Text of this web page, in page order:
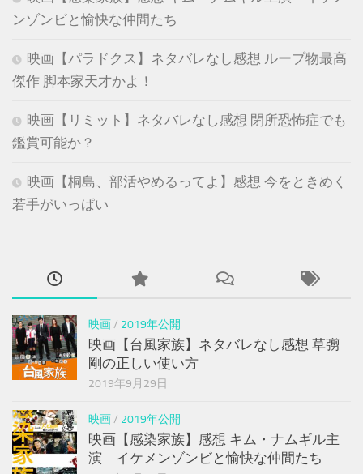
ンゾンビと愉快な仲間たち
映画【パラドクス】ネタバレなし感想 ループ物最高
傑作 脚本家天才かよ！
映画【リミット】ネタバレなし感想 閉所恐怖症でも
鑑賞可能か？
映画【桐島、部活やめるってよ】感想 今をときめく
若手がいっぱい
映画/ 2019年公開
映画【台風家族】ネタバレなし感想 草彅
剛の正しい使い方
2019年9月29日
映画/ 2019年公開
映画【感染家族】感想 キム・ナムギル主
演 イケメンゾンビと愉快な仲間たち